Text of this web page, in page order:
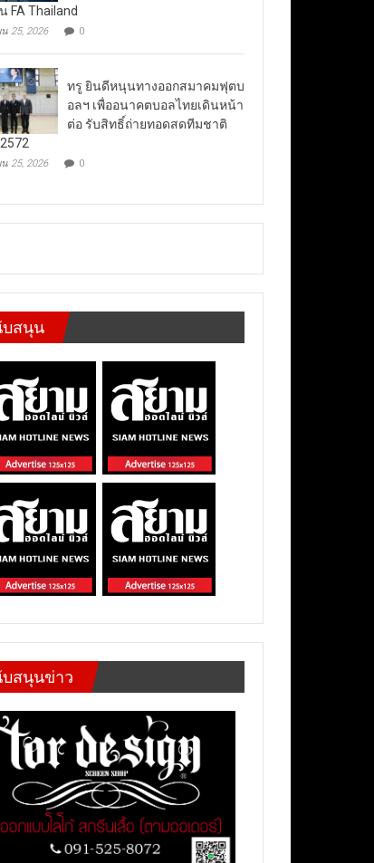
FA Thailand
25, 2026 0
ทรู ยินดีหนุนทางออกสมาคมฟุตบ
อลฯ เพื่ออนาคตบอลไทยเดินหน้า
ต่อ รับสิทธิ์ถ่ายทอดสดทีมชาติ
25, 2026 0
สนุน
สนุนข่าว